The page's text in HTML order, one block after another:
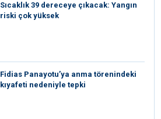
Sıcaklık 39 dereceye çıkacak: Yangın
riski çok yüksek
Fidias Panayotu’ya anma törenindeki
kıyafeti nedeniyle tepki